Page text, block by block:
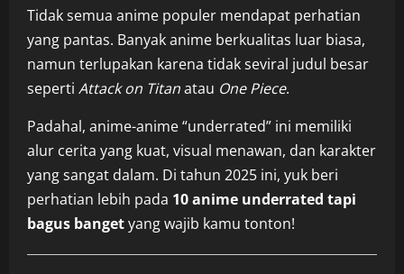
Tidak semua anime populer mendapat perhatian
yang pantas. Banyak anime berkualitas luar biasa,
namun terlupakan karena tidak seviral judul besar
seperti Attack on Titanatau One Piece.
Padahal, anime-anime “underrated” ini memiliki
alur cerita yang kuat, visual menawan, dan karakter
yang sangat dalam. Di tahun 2025 ini, yuk beri
perhatian lebih pada 10 anime underrated tapi
bagus bangetyang wajib kamu tonton!